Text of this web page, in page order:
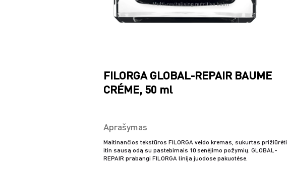
FILORGA GLOBAL-REPAIR BAUME
CRÉME, 50 ml
Aprašymas
Maitinančios tekstūros FILORGA veido kremas, sukurtas prižiūrėti
itin sausą odą su pastebimais 10 senėjimo požymių. GLOBAL-
REPAIR prabangi FILORGA linija juodose pakuotėse.